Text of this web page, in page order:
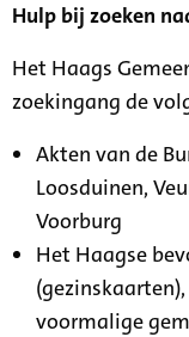
Hulp bij zoeken
Het Haags
zoekingang de
Akten van de
Loosduinen,
Voorburg
Het Haagse
voormalige